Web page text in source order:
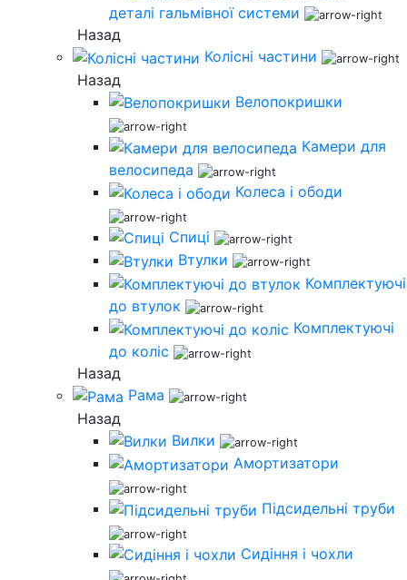
деталі гальмівної системи
Назад
Колісні частини
Назад
Велопокришки
Камери для
велосипеда
Колеса і ободи
Спиці
Втулки
Комплектуючі
до втулок
Комплектуючі
до коліс
Назад
Рама
Назад
Вилки
Амортизатори
Підсидельні труби
Сидіння і чохли